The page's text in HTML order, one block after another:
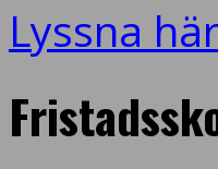
Lyssna här